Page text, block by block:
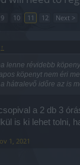
9 10 11 12 Next >
↑
lenne révidebb
köpenyt nem éri
hátralevő időre az is
a 2 db 3
is ki lehet tolni,
1, 2021